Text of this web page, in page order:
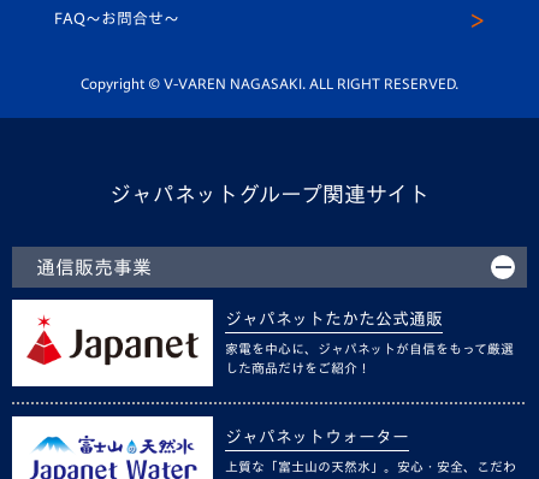
平和祈念活動
ホームタウン活動
スクール
FAQ〜お問合せ〜
Copyright © V-VAREN NAGASAKI. ALL RIGHT RESERVED.
ジャパネットグループ関連サイト
通信販売事業
ジャパネットたかた公式通販
家電を中心に、ジャパネットが自信をもって厳選
した商品だけをご紹介！
ジャパネットウォーター
上質な「富士山の天然水」。安心・安全、こだわ